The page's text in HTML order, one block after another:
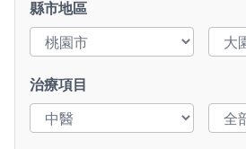
縣市地區
治療項目